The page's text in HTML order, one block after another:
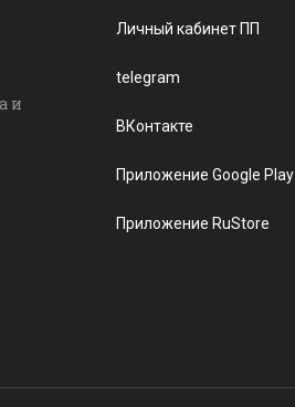
и
Личный кабинет ПП
telegram
ВКонтакте
Приложение Google Play
Приложение RuStore